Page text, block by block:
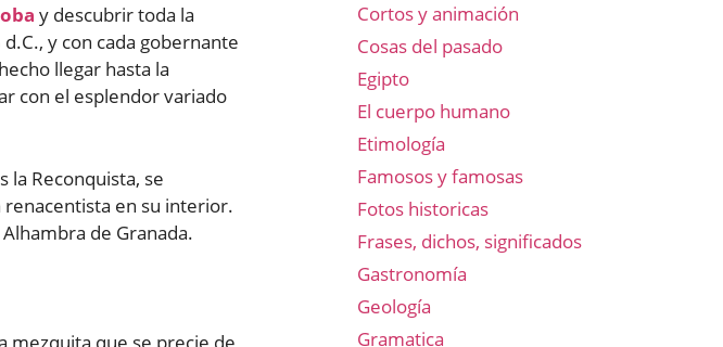
y descubrir toda la
y con cada gobernante
llegar hasta la
con el esplendor variado
la Reconquista, se
renacentista en su interior.
de Granada.
mezquita que se precie de
Cortos y animación
Cosas del pasado
Egipto
El cuerpo humano
Etimología
Famosos y famosas
Fotos historicas
Frases, dichos, significados
Gastronomía
Geología
Gramatica